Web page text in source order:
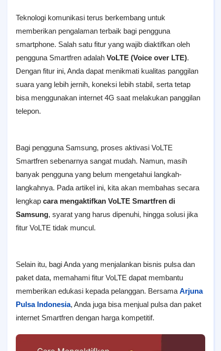
Teknologi komunikasi terus berkembang untuk
memberikan pengalaman terbaik bagi pengguna
smartphone. Salah satu fitur yang wajib diaktifkan oleh
pengguna Smartfren adalah VoLTE (Voice over LTE).
Dengan fitur ini, Anda dapat menikmati kualitas panggilan
suara yang lebih jernih, koneksi lebih stabil, serta tetap
bisa menggunakan internet 4G saat melakukan panggilan
telepon.
Bagi pengguna Samsung, proses aktivasi VoLTE
Smartfren sebenarnya sangat mudah. Namun, masih
banyak pengguna yang belum mengetahui langkah-
langkahnya. Pada artikel ini, kita akan membahas secara
lengkap cara mengaktifkan VoLTE Smartfren di
Samsung, syarat yang harus dipenuhi, hingga solusi jika
fitur VoLTE tidak muncul.
Selain itu, bagi Anda yang menjalankan bisnis pulsa dan
paket data, memahami fitur VoLTE dapat membantu
memberikan edukasi kepada pelanggan. Bersama Arjuna
Pulsa Indonesia, Anda juga bisa menjual pulsa dan paket
internet Smartfren dengan harga kompetitif.